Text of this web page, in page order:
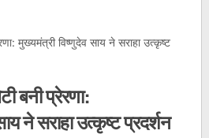
मुख्यमंत्री विष्णुदेव साय ने सराहा उत्कृष्ट
बनी प्रेरणा:
ने सराहा उत्कृष्ट प्रदर्शन